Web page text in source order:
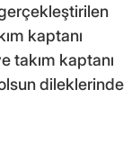
kaptanı
takım kaptanı
dileklerinde